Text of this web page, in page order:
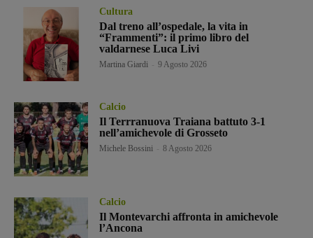
Cultura
Dal treno all’ospedale, la vita in
“Frammenti”: il primo libro del
valdarnese Luca Livi
Martina Giardi 9 Agosto 2026
Calcio
Il Terrranuova Traiana battuto 3-1
nell’amichevole di Grosseto
Michele Bossini 8 Agosto 2026
Calcio
Il Montevarchi affronta in amichevole
l’Ancona